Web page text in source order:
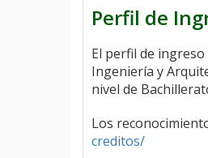
Perfil de
El perfil de
Ingeniería y
nivel de
Los
creditos/